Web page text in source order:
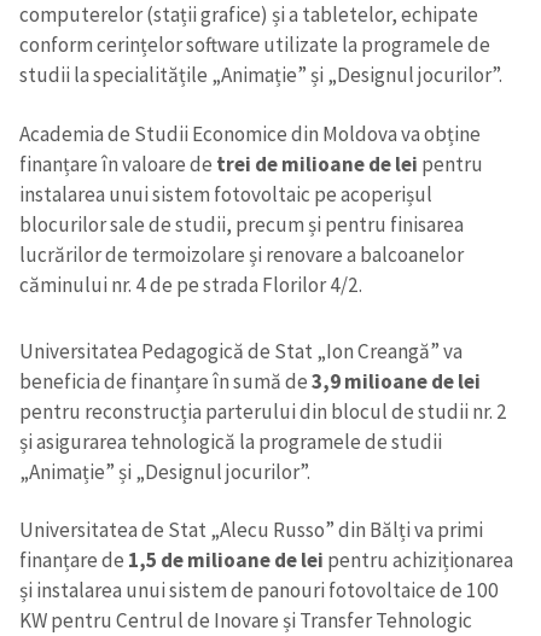
computerelor (stații grafice) și a tabletelor, echipate
conform cerințelor software utilizate la programele de
studii la specialitățile „Animație” și „Designul jocurilor”.
Academia de Studii Economice din Moldova va obține
finanțare în valoare de trei de milioane de lei pentru
instalarea unui sistem fotovoltaic pe acoperișul
blocurilor sale de studii, precum și pentru finisarea
lucrărilor de termoizolare și renovare a balcoanelor
căminului nr. 4 de pe strada Florilor 4/2.
Universitatea Pedagogică de Stat „Ion Creangă” va
beneficia de finanțare în sumă de3,9 milioane de lei
pentru reconstrucția parterului din blocul de studii nr. 2
și asigurarea tehnologică la programele de studii
„Animație” și „Designul jocurilor”.
Universitatea de Stat „Alecu Russo” din Bălți va primi
finanțare de 1,5 de milioane de lei pentru achiziționarea
și instalarea unui sistem de panouri fotovoltaice de 100
KW pentru Centrul de Inovare și Transfer Tehnologic